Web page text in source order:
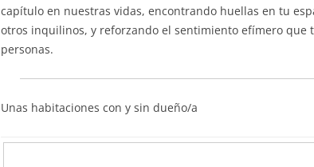
capítulo en nuestras vidas, encontrando huellas en tu
otros inquilinos, y reforzando el sentimiento efímero que
personas.
Unas habitaciones con y sin dueño/a